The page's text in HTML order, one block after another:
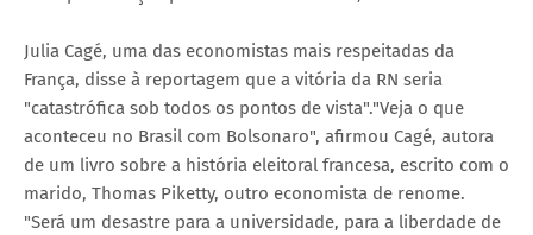
Julia Cagé, uma das economistas mais respeitadas da
França, disse à reportagem que a vitória da RN seria
"catastrófica sob todos os pontos de vista"."Veja o que
aconteceu no Brasil com Bolsonaro", afirmou Cagé, autora
de um livro sobre a história eleitoral francesa, escrito com o
marido, Thomas Piketty, outro economista de renome.
"Será um desastre para a universidade, para a liberdade de